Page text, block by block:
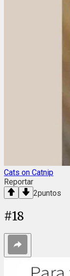
Cats on Catnip
Reportar
2puntos
#18